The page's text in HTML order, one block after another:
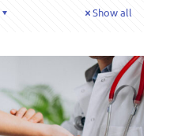
Show all